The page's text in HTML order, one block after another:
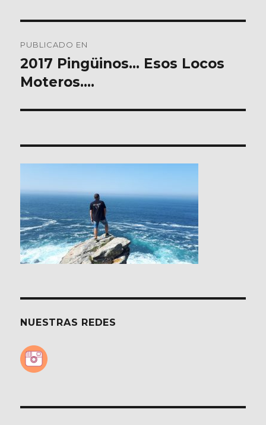
de
entradas
PUBLICADO EN
2017 Pingüinos… Esos Locos
Moteros….
NUESTRAS REDES